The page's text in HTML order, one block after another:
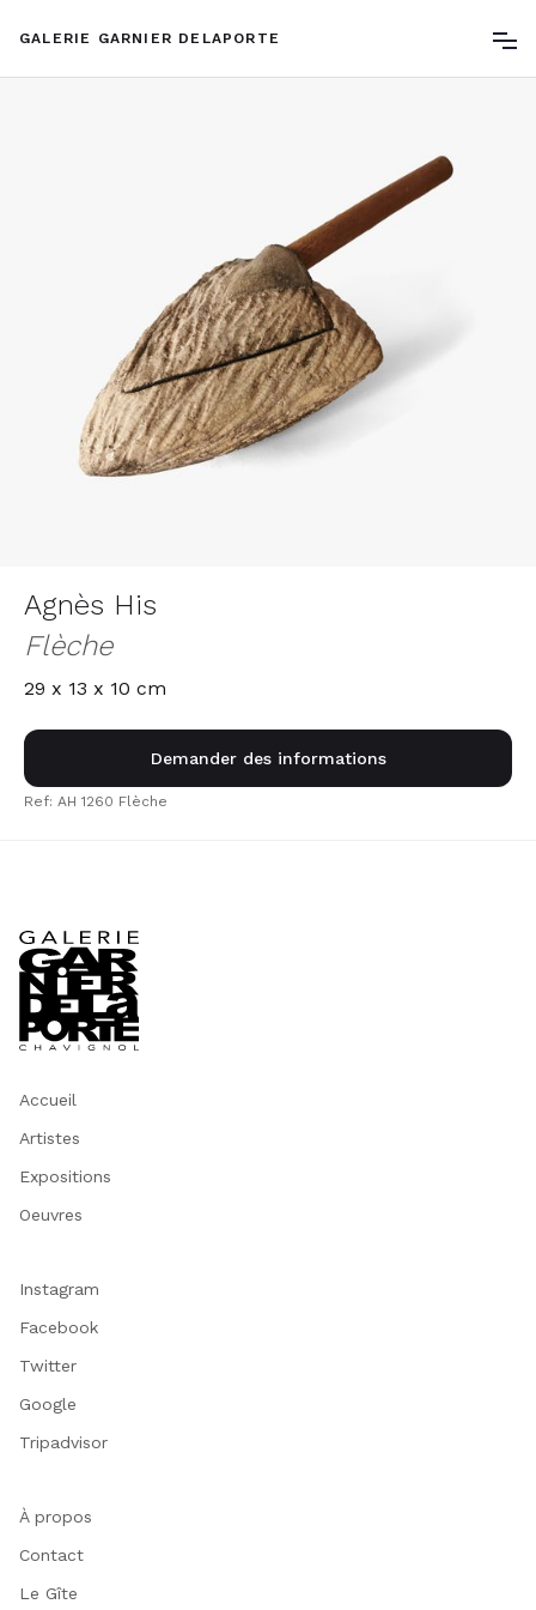
GALERIE GARNIER DELAPORTE
Agnès His
Flèche
29 x 13 x 10 cm
Demander des informations
Ref: AH 1260 Flèche
Accueil
Artistes
Expositions
Oeuvres
Instagram
Facebook
Twitter
Google
Tripadvisor
À propos
Contact
Le Gîte